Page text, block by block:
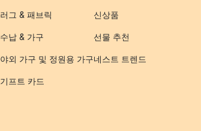
러그 & 패브릭
수납 & 가구
야외 가구 및 정원용 가구
기프트 카드
신상품
선물 추천
네스트 트렌드